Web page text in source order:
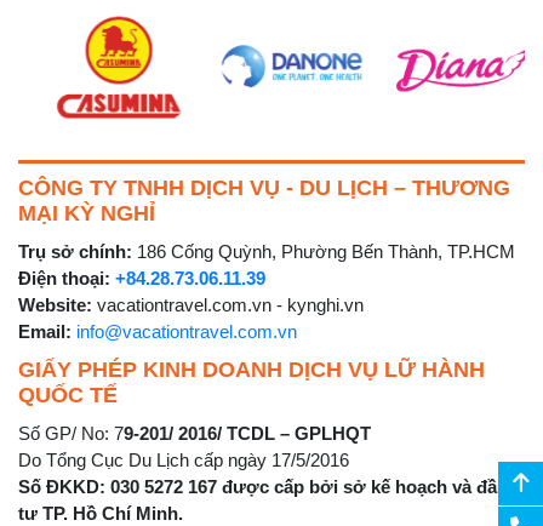
CÔNG TY TNHH DỊCH VỤ - DU LỊCH – THƯƠNG
MẠI KỲ NGHỈ
Trụ sở chính: 186 Cống Quỳnh, Phường Bến Thành, TP.HCM
Điện thoại: +84.28.73.06.11.39
Website: vacationtravel.com.vn - kynghi.vn
Email: info@vacationtravel.com.vn
GIẤY PHÉP KINH DOANH DỊCH VỤ LỮ HÀNH
QUỐC TẾ
Số GP/ No: 79-201/ 2016/ TCDL – GPLHQT
Do Tổng Cục Du Lịch cấp ngày 17/5/2016
Số ĐKKD: 030 5272 167 được cấp bởi sở kế hoạch và đầu
tư TP. Hồ Chí Minh.